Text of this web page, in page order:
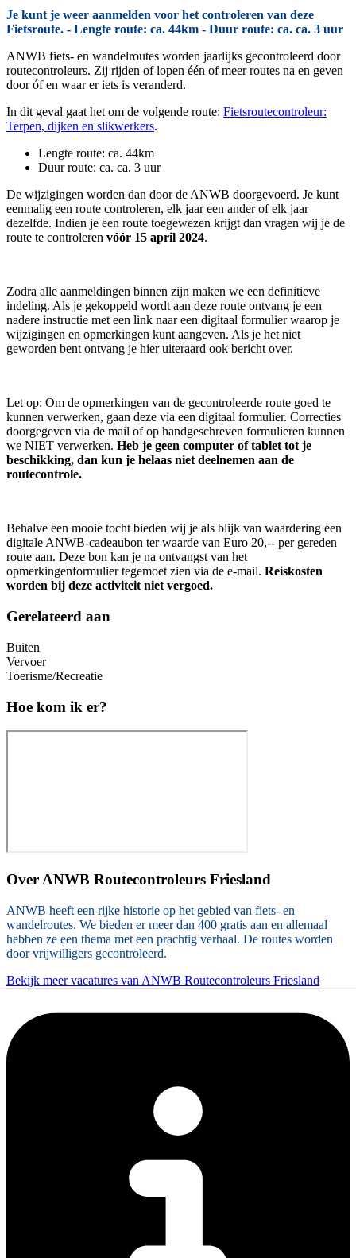
Je kunt je weer aanmelden voor het controleren van deze
Fietsroute. - Lengte route: ca. 44km - Duur route: ca. ca. 3 uur
ANWB fiets- en wandelroutes worden jaarlijks gecontroleerd door
routecontroleurs. Zij rijden of lopen één of meer routes na en geven
door óf en waar er iets is veranderd.
In dit geval gaat het om de volgende route: Fietsroutecontroleur:
Terpen, dijken en slikwerkers.
Lengte route: ca. 44km
Duur route: ca. ca. 3 uur
De wijzigingen worden dan door de ANWB doorgevoerd. Je kunt
eenmalig een route controleren, elk jaar een ander of elk jaar
dezelfde. Indien je een route toegewezen krijgt dan vragen wij je de
route te controleren vóór 15 april 2024.
Zodra alle aanmeldingen binnen zijn maken we een definitieve
indeling. Als je gekoppeld wordt aan deze route ontvang je een
nadere instructie met een link naar een digitaal formulier waarop je
wijzigingen en opmerkingen kunt aangeven. Als je het niet
geworden bent ontvang je hier uiteraard ook bericht over.
Let op: Om de opmerkingen van de gecontroleerde route goed te
kunnen verwerken, gaan deze via een digitaal formulier. Correcties
doorgegeven via de mail of op handgeschreven formulieren kunnen
we NIET verwerken. Heb je geen computer of tablet tot je
beschikking, dan kun je helaas niet deelnemen aan de
routecontrole.
Behalve een mooie tocht bieden wij je als blijk van waardering een
digitale ANWB-cadeaubon ter waarde van Euro 20,-- per gereden
route aan. Deze bon kan je na ontvangst van het
opmerkingenformulier tegemoet zien via de e-mail. Reiskosten
worden bij deze activiteit niet vergoed.
Gerelateerd aan
Buiten
Vervoer
Toerisme/Recreatie
Hoe kom ik er?
Over ANWB Routecontroleurs Friesland
ANWB heeft een rijke historie op het gebied van fiets- en
wandelroutes. We bieden er meer dan 400 gratis aan en allemaal
hebben ze een thema met een prachtig verhaal. De routes worden
door vrijwilligers gecontroleerd.
Bekijk meer vacatures van ANWB Routecontroleurs Friesland